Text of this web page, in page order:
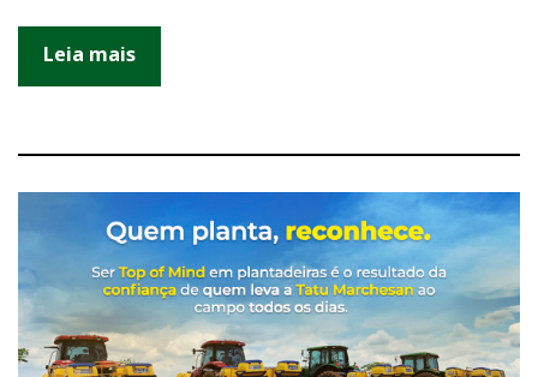
Leia mais